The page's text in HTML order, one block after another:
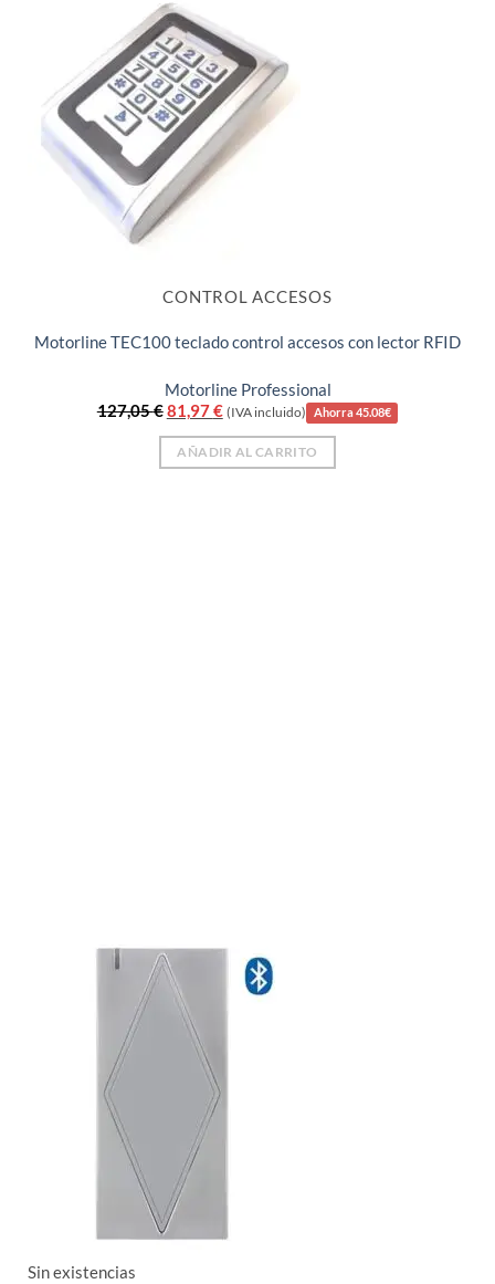
CONTROL ACCESOS
Motorline TEC100 teclado control accesos con lector RFID
Motorline Professional
127,05€El
precio
original
era:
127,05 €.
81,97€El
precio
actual
es:
81,97 €.
(IVA incluido) Ahorra 45.08€
AÑADIR AL CARRITO
Sin existencias